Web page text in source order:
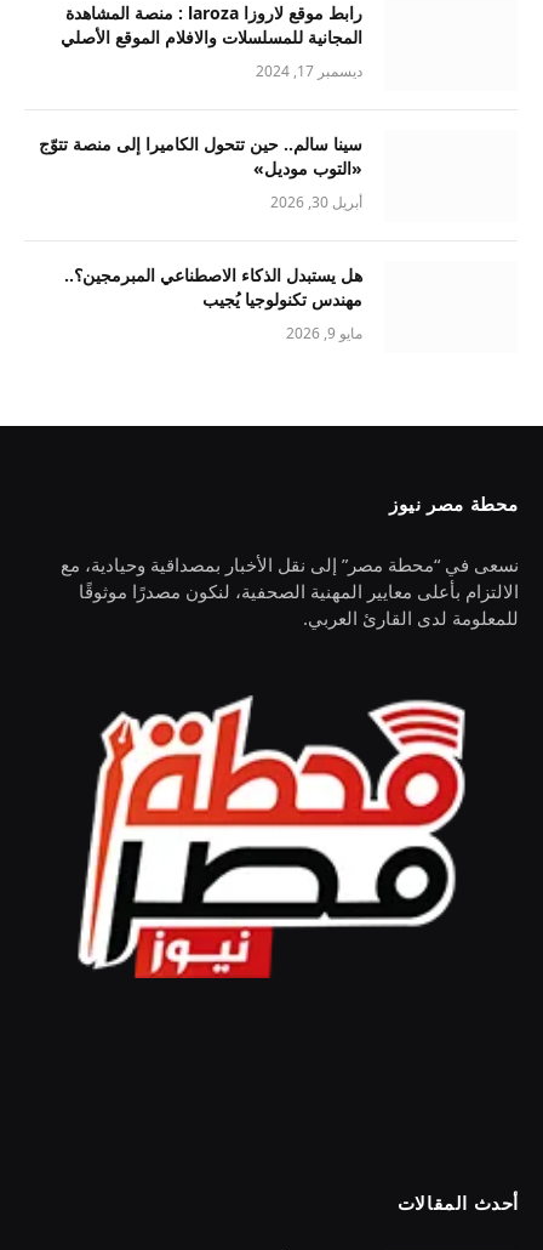
رابط موقع لاروزا laroza : منصة المشاهدة
المجانية للمسلسلات والافلام الموقع الأصلي
ديسمبر 17, 2024
سينا سالم.. حين تتحول الكاميرا إلى منصة تتوّج
«التوب موديل»
أبريل 30, 2026
هل يستبدل الذكاء الاصطناعي المبرمجين؟..
مهندس تكنولوجيا يُجيب
مايو 9, 2026
محطة مصر نيوز
نسعى في “محطة مصر” إلى نقل الأخبار بمصداقية وحيادية، مع
الالتزام بأعلى معايير المهنية الصحفية، لنكون مصدرًا موثوقًا
للمعلومة لدى القارئ العربي.
أحدث المقالات